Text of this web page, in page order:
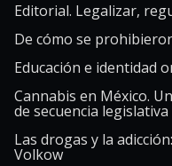
Editorial. Legalizar,
De cómo se
Educación e identidad
Cannabis en México.
de secuencia
Las drogas y la
Volkow